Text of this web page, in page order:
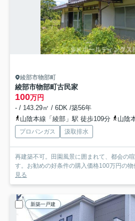
綾部市物部町
綾部市物部町古民家
100万円
- / 143.29㎡ / 6DK /築56年
山陰本線「綾部」駅 徒歩109分
山陰
プロパンガス 汲取排水
再建築不可。田園風景に囲まれて、都会の
す。お勧めの好条件の購入価格100万円の
見る
新築一戸建